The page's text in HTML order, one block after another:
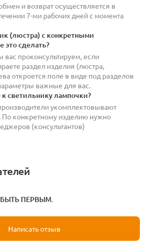
и возврат осуществляется в
7-ми рабочих дней с момента
(люстра) с конкретными
это сделать?
вас проконсультируем, если
раздел изделия (люстра,
откроется поле в виде под разделов
важные для вас.
светильнику лампочки?
укомплектовывают
По конкретному изделию нужно
(консультантов)
ПЕРВЫМ.
Написать отзыв